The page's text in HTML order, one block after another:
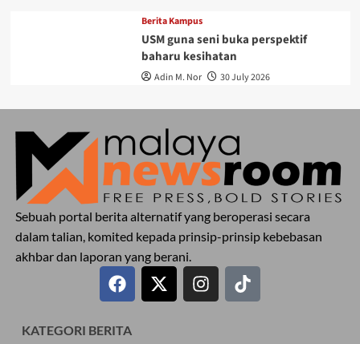
Berita Kampus
USM guna seni buka perspektif
baharu kesihatan
Adin M. Nor 30 July 2026
Sebuah portal berita alternatif yang beroperasi secara
dalam talian, komited kepada prinsip-prinsip kebebasan
akhbar dan laporan yang berani.
KATEGORI BERITA